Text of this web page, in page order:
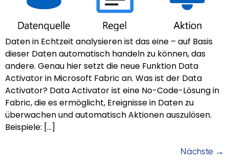
Daten in Echtzeit analysieren ist das eine – auf Basis
dieser Daten automatisch handeln zu können, das
andere. Genau hier setzt die neue Funktion Data
Activator in Microsoft Fabric an. Was ist der Data
Activator? Data Activator ist eine No-Code-Lösung in
Fabric, die es ermöglicht, Ereignisse in Daten zu
überwachen und automatisch Aktionen auszulösen.
Beispiele: […]
Nächste →